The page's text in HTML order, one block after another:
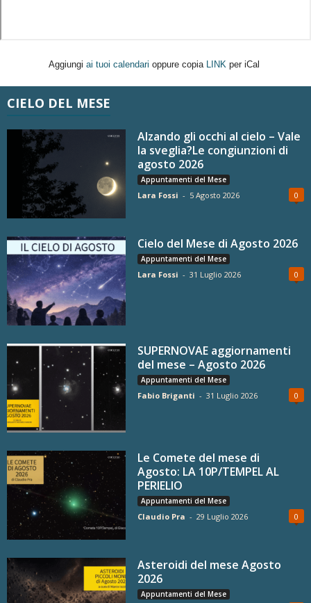
Aggiungi ai tuoi calendari oppure copia LINK per iCal
CIELO DEL MESE
Alzando gli occhi al cielo – Vale
la sveglia?Le congiunzioni di
agosto 2026
Appuntamenti del Mese
Lara Fossi - 5 Agosto 2026 0
Cielo del Mese di Agosto 2026
Appuntamenti del Mese
Lara Fossi - 31 Luglio 2026 0
SUPERNOVAE aggiornamenti
del mese – Agosto 2026
Appuntamenti del Mese
Fabio Briganti - 31 Luglio 2026 0
Le Comete del mese di
Agosto: LA 10P/TEMPEL AL
PERIELIO
Appuntamenti del Mese
Claudio Pra - 29 Luglio 2026 0
Asteroidi del mese Agosto
2026
Appuntamenti del Mese